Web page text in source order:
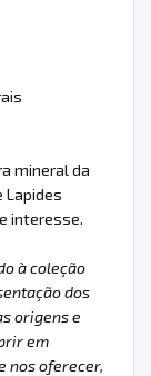
mineral da
Lapides
interesse.
à coleção
dos
origens e
em
nos oferecer,